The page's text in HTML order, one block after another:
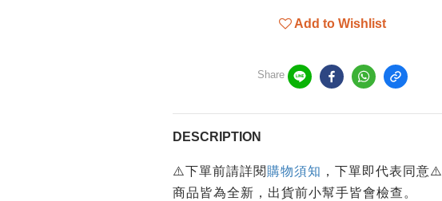
Add to Wishlist
Share
DESCRIPTION
⚠️下單前請詳閱 購物須知 ，下單即代表同意⚠️
商品皆為全新，出貨前小幫手皆會檢查。